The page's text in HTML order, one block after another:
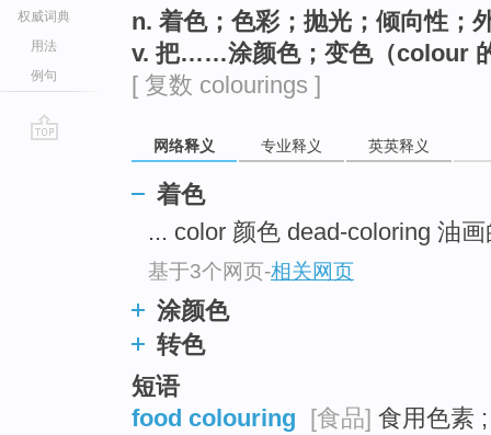
权威词典
用法
例句
n. 着色；色彩；抛光；倾向性；
v. 把……涂颜色；变色（colour
[ 复数 colourings ]
网络释义 专业释义 英英释义
着色
... color 颜色 dead-coloring 油
基于3个网页-相关网页
涂颜色
转色
短语
food colouring
[食品] 食用色素